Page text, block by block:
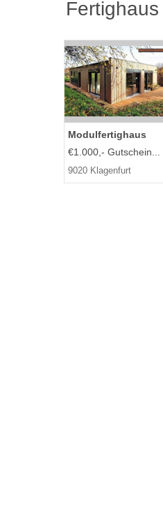
Fertighaus
Modulfertighaus
€1.000,- Gutschein...
9020 Klagenfurt